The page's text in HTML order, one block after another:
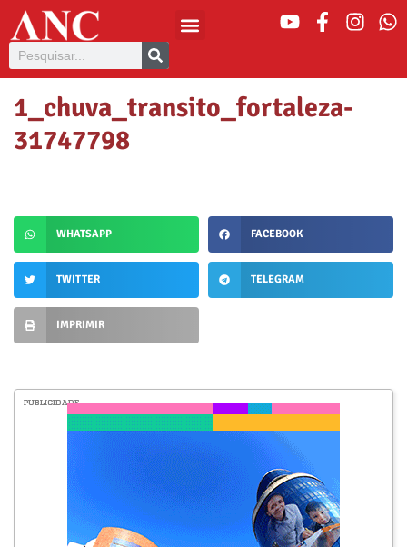
1_chuva_transito_fortaleza-
31747798
WHATSAPP FACEBOOK
TWITTER TELEGRAM
IMPRIMIR
PUBLICIDADE